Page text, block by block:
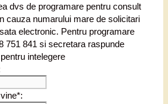
dvs de programare pentru consult
cauza numarului mare de solicitari
electronic. Pentru programare
751 841 si secretara raspunde
intelegere